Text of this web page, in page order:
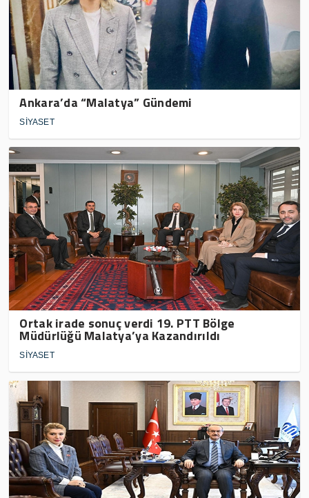
Ankara’da “Malatya” Gündemi
SİYASET
Ortak irade sonuç verdi 19. PTT Bölge
Müdürlüğü Malatya’ya Kazandırıldı
SİYASET